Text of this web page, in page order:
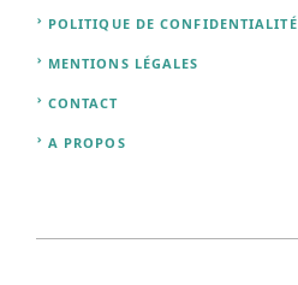
POLITIQUE DE CONFIDENTIALITÉ
MENTIONS LÉGALES
CONTACT
A PROPOS